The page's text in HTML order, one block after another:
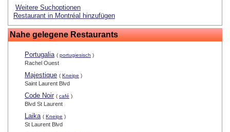
Weitere Suchoptionen
Restaurant in Montréal hinzufügen
Nahe gelegene Restaurants
Portugalia ( portugiesisch )
Rachel Ouest
Majestique ( Kneipe )
Saint Laurent Blvd
Code Noir ( café )
Blvd St Laurent
Laika ( Kneipe )
St Laurent Blvd